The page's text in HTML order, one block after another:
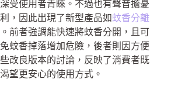
受使用者青睞。不過也有聲音擔憂
，因此出現了新型產品如蚊香分離
。前者強調能快速將蚊香分開，且可
蚊香掉落增加危險，後者則因方便
改良版本的討論，反映了消費者既
望更安心的使用方式。